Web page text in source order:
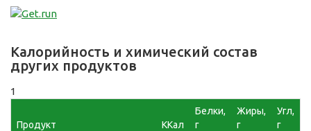
Калорийность и химический состав
других продуктов
1
Продукт ККал
Белки,
г
Жиры,
г
Угл,
г